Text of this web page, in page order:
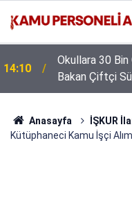
14:10
Okullara 30 Bin
Bakan Çiftçi
Çevrildi
Anasayfa İŞKUR
Kütüphaneci Kamu İşçi